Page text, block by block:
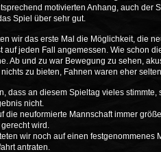
motivierten Anhang, auch der
Spiel über sehr gut.
wir das erste Mal die Möglichkeit, die
auf jeden Fall angemessen. Wie schon
Ab und zu war Bewegung zu sehen,
zu bieten, Fahnen waren eher
dass an diesem Spieltag vieles
nicht.
die neuformierte Mannschaft immer
wird.
wir noch auf einen
antraten.